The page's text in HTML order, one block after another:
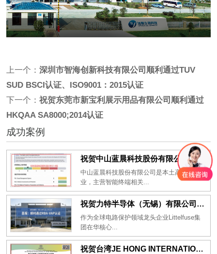
上一个：深圳市智海创新科技有限公司顺利通过TUV
SUD BSCI认证、ISO9001：2015认证
下一个：祝贺东莞市新宝利展示用品有限公司顺利通过
HKQAA SA8000;2014认证
成功案例
祝贺中山蓝晨科技股份有限公司2026年一次性成功通过BSCI验厂-B级
中山蓝晨科技股份有限公司是本土高新科技企
业，主营智能终端相关...
祝贺力特半导体（无锡）有限公司2026年一次性成功通过RBA-VAP认证审核并取得170.2分
作为全球电路保护领域龙头企业Littelfuse集
团在华核心...
祝贺台湾JE HONG INTERNATIONAL TEXTILE CO., LTD 2026年一次性成功通过GRS认证